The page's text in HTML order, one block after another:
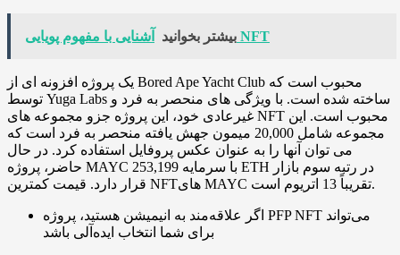
بیشتر بخوانید آشنایی با مفهوم پویایی NFT
یک پروژه افزونه ای از Bored Ape Yacht Club محبوب است که
توسط Yuga Labs ساخته شده است. با ویژگی های منحصر به فرد و
غیرعادی خود، این پروژه جزو مجموعه های NFT محبوب است. این
مجموعه شامل 20,000 میمون جهش یافته منحصر به فرد است که
می توان آنها را به عنوان عکس پروفایل استفاده کرد. در حال
حاضر، پروژه MAYC با سرمایه 253,199 ETH در رتبه سوم بازار
قرار دارد. قیمت کمترین NFTهای MAYC تقریباً 13 اتریوم است.
اگر علاقه‌مند به انیمیشن هستید، پروژه PFP NFT می‌تواند
برای شما انتخاب ایده‌آلی باشد